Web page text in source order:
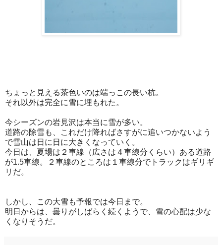
ちょっと見える茶色いのは端っこの長い杭。
それ以外は完全に雪に埋もれた。
今シーズンの岩見沢は本当に雪が多い。
道路の除雪も、これだけ降ればさすがに追いつかないよう
で雪山は日に日に大きくなっていく。
今日は、夏場は２車線（広さは４車線分くらい）ある道路
が1.5車線。２車線のところは１車線分でトラックはギリギ
リだ。
しかし、この大雪も予報では今日まで。
明日からは、曇りがしばらく続くようで、雪の心配は少な
くなりそうだ。